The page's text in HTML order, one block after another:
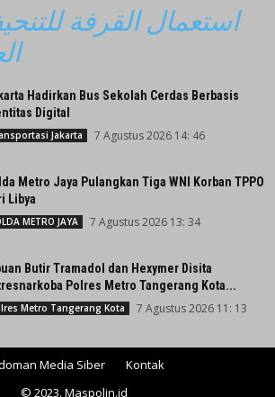
استعمال القرفة
Hadirkan Bus Sekolah Cerdas Berbasis
Digital
Jakarta 7 Agustus 2026 14: 46
Metro Jaya Pulangkan Tiga WNI Korban TPPO
Libya
METRO JAYA 7 Agustus 2026 13: 34
Butir Tramadol dan Hexymer Disita
Polres Metro Tangerang Kota...
Metro Tangerang Kota 7 Agustus 2026 11: 13
Media Siber
Kontak
© 2023. Maspolin.id